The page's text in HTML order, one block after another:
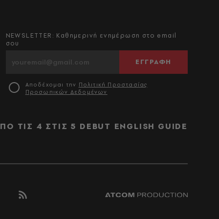
NEWSLETTER: Καθημερινή ενημέρωση στο email
σου
ΕΓΓΡΑΦΗ
Αποδέχομαι την Πολιτική Προστασίας
Προσωπικών Δεδομένων
ΤΙΣ 4 ΣΤΙΣ 5 DEBUT ENGLISH GUIDE